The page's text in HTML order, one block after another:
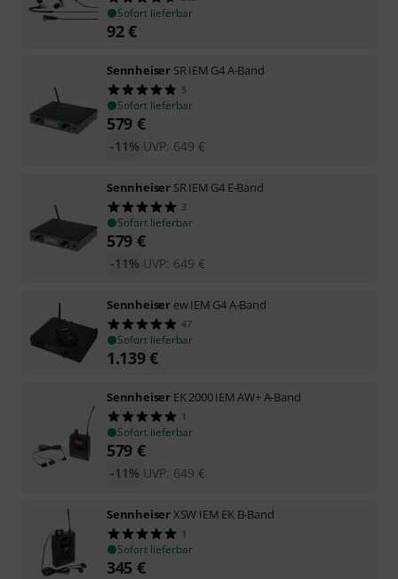
Sofort lieferbar
92€
Sennheiser SR IEM G4 A-Band
5
Sofort lieferbar
579 €
UVP: 649 €
-11%
Sennheiser SR IEM G4 E-Band
3
Sofort lieferbar
579 €
UVP: 649 €
-11%
Sennheiser ew IEM G4 A-Band
47
Sofort lieferbar
1.139€
Sennheiser EK 2000 IEM AW+ A-Band
1
Sofort lieferbar
579 €
UVP: 649 €
-11%
SennheiserXSW IEM EK B-Band
1
Sofort lieferbar
345 €